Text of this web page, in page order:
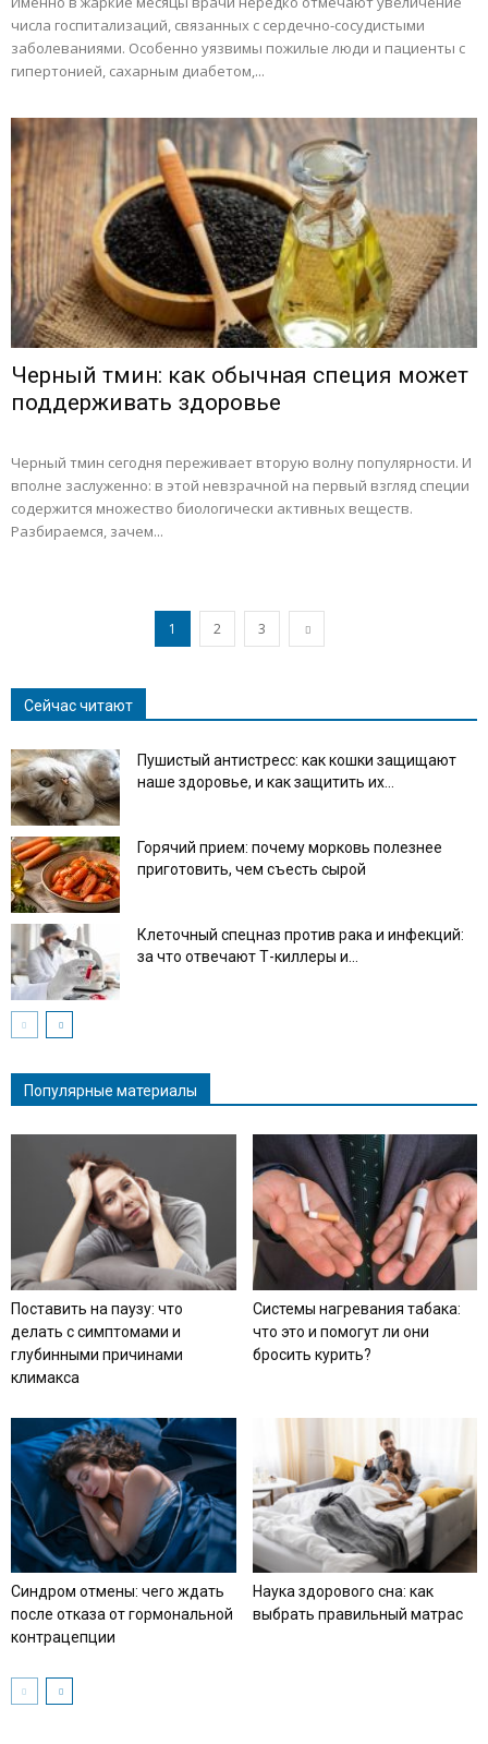
числа госпитализаций, связанных с сердечно-сосудистыми
заболеваниями. Особенно уязвимы пожилые люди и пациенты с
гипертонией, сахарным диабетом,...
Черный тмин: как обычная специя может
поддерживать здоровье
Черный тмин сегодня переживает вторую волну популярности. И
вполне заслуженно: в этой невзрачной на первый взгляд специи
содержится множество биологически активных веществ.
Разбираемся, зачем...
1 2 3
Сейчас читают
Пушистый антистресс: как кошки защищают
наше здоровье, и как защитить их...
Горячий прием: почему морковь полезнее
приготовить, чем съесть сырой
Клеточный спецназ против рака и инфекций:
за что отвечают Т-киллеры и...
Популярные материалы
Поставить на паузу: что
делать с симптомами и
глубинными причинами
климакса
Системы нагревания табака:
что это и помогут ли они
бросить курить?
Синдром отмены: чего ждать
после отказа от гормональной
контрацепции
Наука здорового сна: как
выбрать правильный матрас